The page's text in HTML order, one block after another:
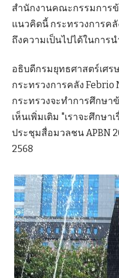
สำนักงานคณะกรรมการข้
แนวคิดนี้ กระทรวงการค
ถึงความเป็นไปได้ในการ
อธิบดีกรมยุทธศาสตร์เศร
กระทรวงการคลัง Febrio
กระทรวงจะทำการศึกษา
เห็นเพิ่มเติม "เราจะศึกษา
ประชุมสื่อมวลชน APBN
2568